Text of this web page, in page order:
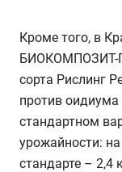
Кроме того, в
БИОКОМПОЗИТ-
сорта Рислинг
против
стандартном
урожайности:
стандарте – 2,4